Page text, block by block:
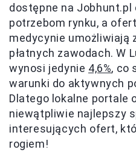
dostępne na
potrzebom rynku, a
medycynie umożliwiają
płatnych zawodach. W
wynosi jedynie 4,6%, co
warunki do aktywnych
Dlatego lokalne portale
niewątpliwie najlepszy
interesujących ofert,
rogiem!